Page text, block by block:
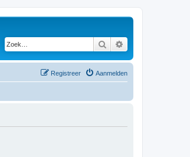
Zoek
Aanmelden
Registreer